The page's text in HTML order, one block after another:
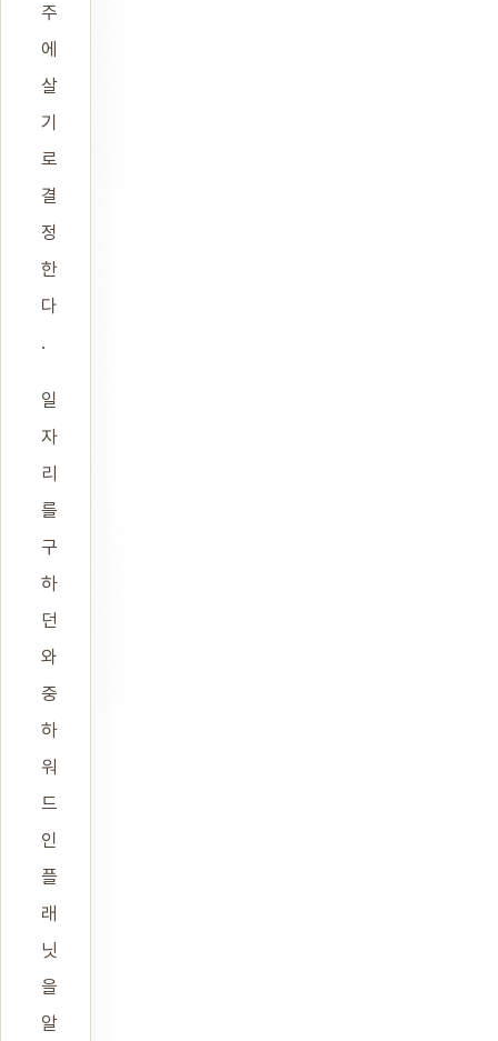
주
에
살
기
로
결
정
한
다
.
일
자
리
를
구
하
던
와
중
하
워
드
인
플
래
닛
을
알